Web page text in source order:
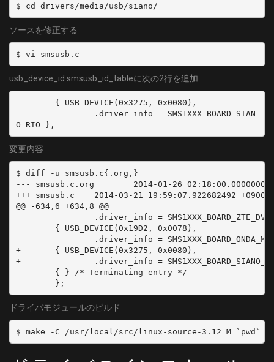
$ cd drivers/media/usb/siano/
ソースを修正する
$ vi smsusb.c
usb_device_id smsusb_id_tableに次の2行を追加
変更内容
$ diff -u smsusb.c{.org,}
--- smsusb.c.org        2014-01-26 02:18:00.000000000
+++ smsusb.c    2014-03-21 19:59:07.922682492 +0900
@@ -634,6 +634,8 @@
.driver_info =
        { USB_DEVICE(0x19D2, 0x0078),
.driver_info =
+       { USB_DEVICE(0x3275, 0x0080),
+               .driver_info =
        { } /* Terminating entry */
        };
ドライバモジュールのビルド
$ make -C /usr/local/src/linux-source-3.12 M=`pwd`